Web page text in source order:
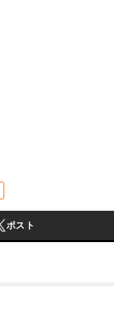
ポスト